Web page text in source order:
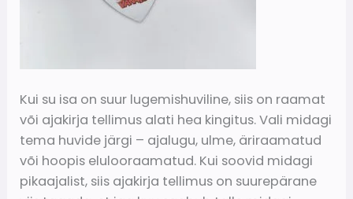
Kui su isa on suur lugemishuviline, siis on raamat
või ajakirja tellimus alati hea kingitus. Vali midagi
tema huvide järgi – ajalugu, ulme, äriraamatud
või hoopis elulooraamatud. Kui soovid midagi
pikaajalist, siis ajakirja tellimus on suurepärane